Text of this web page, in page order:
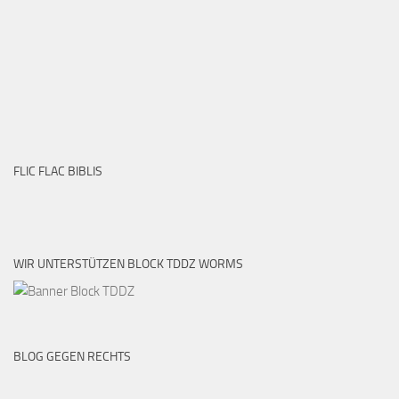
FLIC FLAC BIBLIS
WIR UNTERSTÜTZEN BLOCK TDDZ WORMS
BLOG GEGEN RECHTS